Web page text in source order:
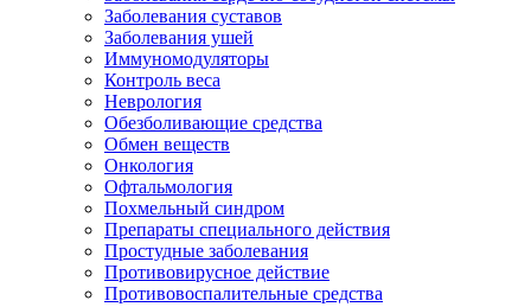
Заболевания суставов
Заболевания ушей
Иммуномодуляторы
Контроль веса
Неврология
Обезболивающие средства
Обмен веществ
Онкология
Офтальмология
Похмельный синдром
Препараты специального действия
Простудные заболевания
Противовирусное действие
Противовоспалительные средства